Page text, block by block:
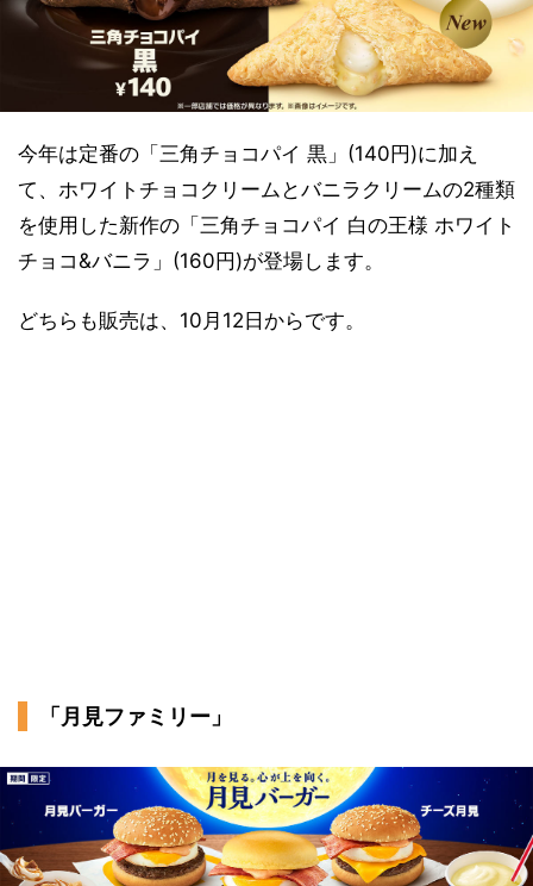
今年は定番の「三角チョコパイ 黒」(140円)に加え
て、ホワイトチョコクリームとバニラクリームの2種類
を使用した新作の「三角チョコパイ 白の王様 ホワイト
チョコ&バニラ」(160円)が登場します。
どちらも販売は、10月12日からです。
「月見ファミリー」